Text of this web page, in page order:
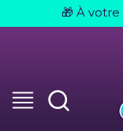
🎁 À votre